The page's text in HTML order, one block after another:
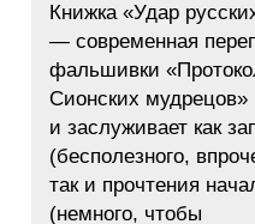
Книжка «Удар
— современная
фальшивки
Сионских мудрецов»
и заслуживает как
(бесполезного,
так и прочтения
(немного, чтобы